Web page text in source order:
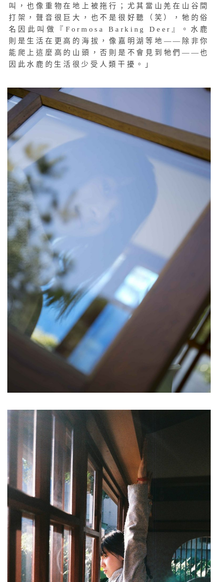
叫，也像重物在地上被拖行；尤其當山羌在山谷間
打架，聲音很巨大，也不是很好聽（笑），牠的俗
名因此叫做『Formosa Barking Deer』。水鹿
則是生活在更高的海拔，像嘉明湖等地——除非你
能爬上這麼高的山頭，否則是不會見到牠們——也
因此水鹿的生活很少受人類干擾。」